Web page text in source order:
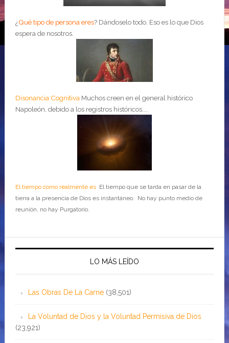
¿Qué tipo de persona eres? Dándoselo todo. Eso es lo que Dios
espera de nosotros.
Disonancia Cognitiva Muchos creen en el general histórico
Napoleón, debido a los registros históricos....
El tiempo como realmente esEl tiempo que se tarda en pasar de la
tierra a la presencia de Dios es instantáneo. No hay punto medio de
reunión, no hay Purgatorio.
LO MÁS LEÍDO
Las Obras De La Carne (38,501)
La Voluntad de Dios y la Voluntad Permisiva de Dios
(23,921)